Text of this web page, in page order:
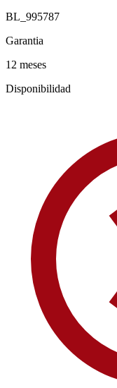
BL_995787
Garantia
12 meses
Disponibilidad